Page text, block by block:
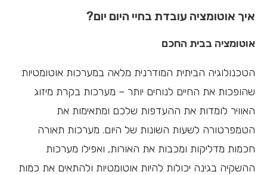
איך אוטומציה עובדת בחיי היום יום?
אוטומציה בבית החכם
הטכנולוגיה הביתית המודרנית מלאה במערכות אוטומטיות
שהופכות את החיים לנוחים יותר – מערכות בקרת מיזוג
האוויר לומדות את ההעדפות שלכם ומתאימות את
הטמפרטורה לשעות השונות של היום. מערכות תאורה
חכמות מדליקות ומכבות את האורות, ואפילו מערכות
ההשקיה בגינה יכולות להיות אוטומטיות ולהתאים את כמות